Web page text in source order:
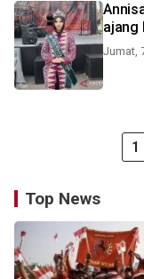
ajang
Jumat,
1
Top News